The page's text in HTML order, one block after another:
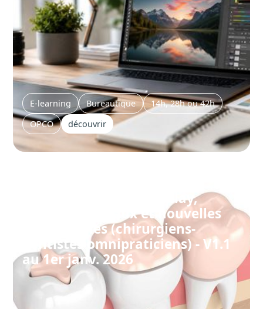
E-learning Bureautique
14h, 28h ou 42h
OPCO
découvrir
Formation dentiste : Inlay,
Onlay, matériaux et nouvelles
technologies (chirurgiens-
dentistes omnipraticiens) - V1.1
au 1er janv. 2026